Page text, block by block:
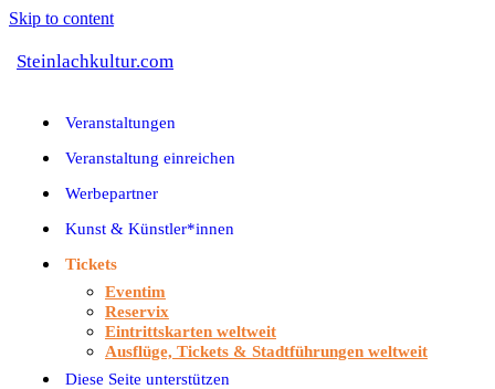
Skip to content
Steinlachkultur.com
Veranstaltungen
Veranstaltung einreichen
Werbepartner
Kunst & Künstler*innen
Tickets
Eventim
Reservix
Eintrittskarten weltweit
Ausflüge, Tickets & Stadtführungen weltweit
Diese Seite unterstützen